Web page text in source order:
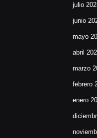
julio
junio
mayo
abril
marzo
febrero
enero